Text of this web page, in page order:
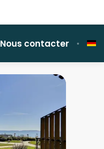
Nous contacter